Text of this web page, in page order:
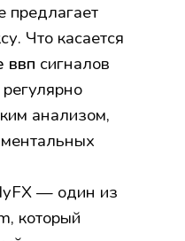
предлагает
Что касается
ввп сигналов
анализом,
— один из
который